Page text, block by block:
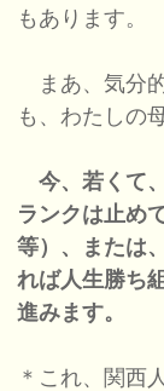
もあります。
まあ、気分
も、わたしの
今、若くて
ランクは止め
等）、または
れば人生勝ち
進みます。
＊これ、関西